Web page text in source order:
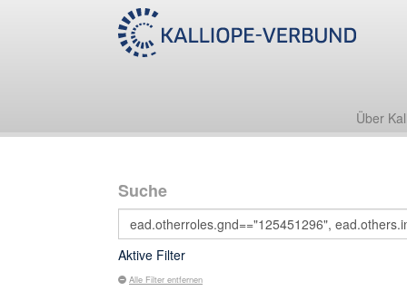
Über
Suche
Aktive Filter
Alle Filter entfernen